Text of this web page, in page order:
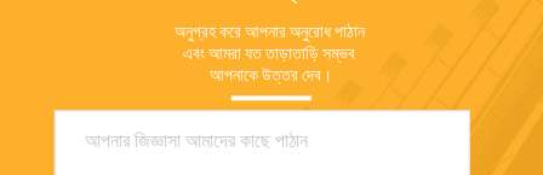
অনুগ্রহ করে আপনার অনুরোধ পাঠান
এবং আমরা যত তাড়াতাড়ি সম্ভব
আপনাকে উত্তর দেব।